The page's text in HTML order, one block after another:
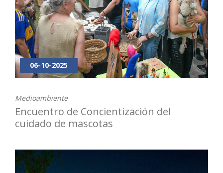
06-10-2025
Medioambiente
Encuentro de Concientización del
cuidado de mascotas